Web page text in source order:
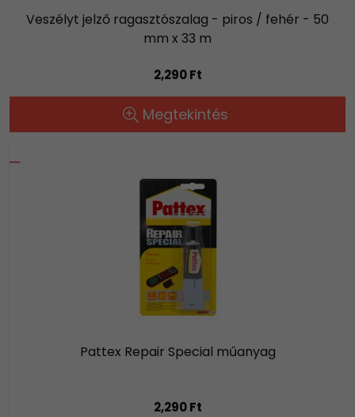
Veszélyt jelző ragasztószalag - piros / fehér - 50
mm x 33 m
2,290 Ft
Megtekintés
Pattex Repair Special műanyag
2,290 Ft